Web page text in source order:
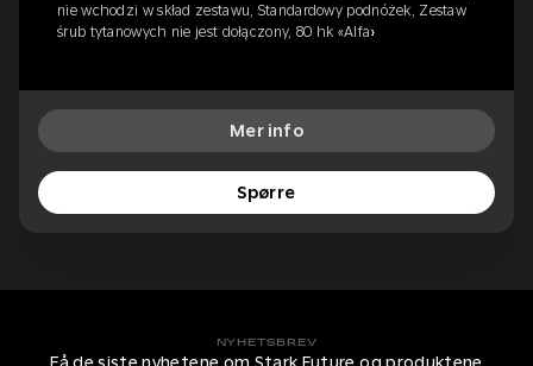
nie wchodzi w skład zestawu, Standardowy podnóżek, Zestaw
śrub tytanowych nie jest dołączony, 80 hk «Alfa»
Mer info
Spørre
NYHETSBREV
Få de siste nyhetene om Stark Future og produktene